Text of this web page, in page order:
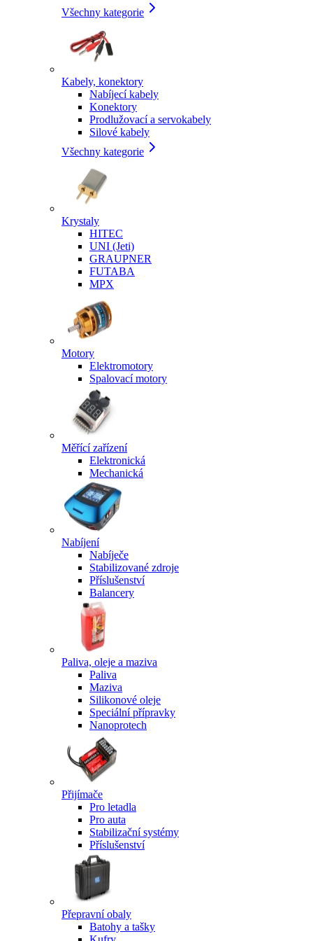
Všechny kategorie
Kabely, konektory
Nabíjecí kabely
Konektory
Prodlužovací a servokabely
Silové kabely
Všechny kategorie
Krystaly
HITEC
UNI (Jeti)
GRAUPNER
FUTABA
MPX
Motory
Elektromotory
Spalovací motory
Měřící zařízení
Elektronická
Mechanická
Nabíjení
Nabíječe
Stabilizované zdroje
Příslušenství
Balancery
Paliva, oleje a maziva
Paliva
Maziva
Silikonové oleje
Speciální přípravky
Nanoprotech
Přijímače
Pro letadla
Pro auta
Stabilizační systémy
Příslušenství
Přepravní obaly
Batohy a tašky